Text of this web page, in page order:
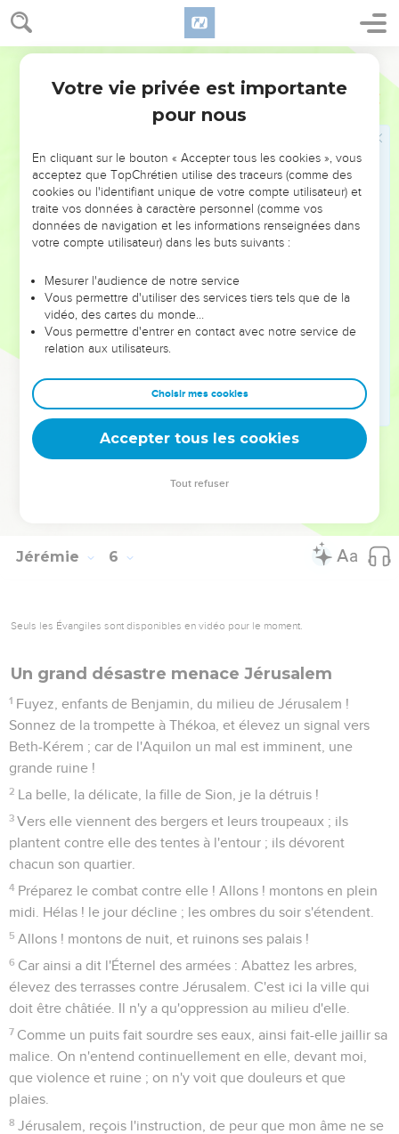
Jérémie 5
Mais ce peuple a un coeur rétif et rebelle ; ils reculent, ils
s'en vont ;
Ils ne disent pas dans leur coeur : Craignons donc
l'Éternel, notre Dieu, qui donne la pluie de la première et de
la dernière saison, et nous garde les semaines ordonnées
retiennent loin de vous le bien.
Car il s'est trouvé dans mon peuple des méchants, qui
épient comme l'oiseleur qui tend des lacets ; ils dressent des
pièges mortels, et prennent des hommes.
maisons sont remplies de fraude ; aussi sont-ils devenus
grands et riches.
Ils sont engraissés, ils sont brillants ; ils ont surpassé tout
mal, ils ne jugent point la cause, la cause de l'orphelin, et ils
prospèrent ; ils ne font pas droit aux pauvres.
Ne punirais-je point ces choses-là, dit l'Éternel ? mon âme
ne se vengerait-elle pas d'une telle nation ?
Une chose étonnante, horrible, se fait dans le pays :
Les prophètes prophétisent le mensonge, et les
Jérémie 6
Seuls les Évangiles sont disponibles en vidéo pour le moment.
Un grand désastre menace Jérusalem
1 Fuyez, enfants de Benjamin, du milieu de Jérusalem !
Sonnez de la trompette à Thékoa, et élevez un signal vers
Beth-Kérem ; car de l'Aquilon un mal est imminent, une
grande ruine !
2 La belle, la délicate, la fille de Sion, je la détruis !
3 Vers elle viennent des bergers et leurs troupeaux ; ils
plantent contre elle des tentes à l'entour ; ils dévorent
chacun son quartier.
4 Préparez le combat contre elle ! Allons ! montons en plein
midi. Hélas ! le jour décline ; les ombres du soir s'étendent.
5 Allons ! montons de nuit, et ruinons ses palais !
6 Car ainsi a dit l'Éternel des armées : Abattez les arbres,
élevez des terrasses contre Jérusalem. C'est ici la ville qui
doit être châtiée. Il n'y a qu'oppression au milieu d'elle.
7 Comme un puits fait sourdre ses eaux, ainsi fait-elle jaillir sa
malice. On n'entend continuellement en elle, devant moi,
que violence et ruine ; on n'y voit que douleurs et que
plaies.
8 Jérusalem, reçois l'instruction, de peur que mon âme ne se
Votre vie privée est importante
pour nous
En cliquant sur le bouton « Accepter tous les cookies », vous
acceptez que TopChrétien utilise des traceurs (comme des
cookies ou l'identifiant unique de votre compte utilisateur) et
traite vos données à caractère personnel (comme vos
données de navigation et les informations renseignées dans
votre compte utilisateur) dans les buts suivants :
Mesurer l'audience de notre service
Vous permettre d'utiliser des services tiers tels que de la
vidéo, des cartes du monde…
Vous permettre d'entrer en contact avec notre service de
relation aux utilisateurs.
Choisir mes cookies
Accepter tous les cookies
Tout refuser